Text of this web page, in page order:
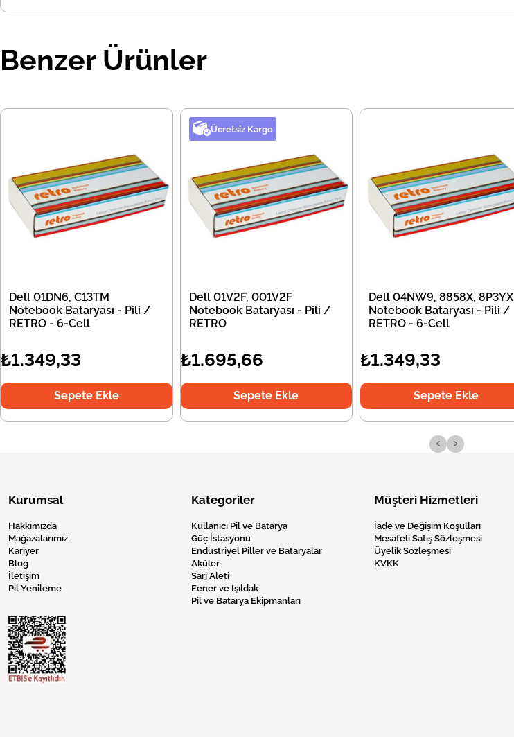
Benzer Ürünler
Dell 01DN6, C13TM
Notebook Bataryası - Pili /
RETRO - 6-Cell
₺1.349,33
Sepete Ekle
Ücretsiz Kargo
Dell 01V2F, 001V2F
Notebook Bataryası - Pili /
RETRO
₺1.695,66
Sepete Ekle
Dell 04NW9, 8858X, 8P3YX
Notebook Bataryası - Pili /
RETRO - 6-Cell
₺1.349,33
Sepete Ekle
‹ ›
Kurumsal
Hakkımızda
Mağazalarımız
Kariyer
Blog
İletişim
Pil Yenileme
Kategoriler
Kullanıcı Pil ve Batarya
Güç İstasyonu
Endüstriyel Piller ve Bataryalar
Aküler
Sarj Aleti
Fener ve Işıldak
Pil ve Batarya Ekipmanları
Müşteri Hizmetleri
İade ve Değişim Koşulları
Mesafeli Satış Sözleşmesi
Üyelik Sözleşmesi
KVKK